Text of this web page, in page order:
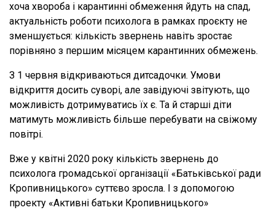
хоча хвороба і карантинні обмеження йдуть на спад,
актуальність роботи психолога в рамках проєкту не
зменшується: кількість звернень навіть зростає
порівняно з першим місяцем карантинних обмежень.
З 1 червня відкриваються дитсадочки. Умови
відкриття досить суворі, але завідуючі звітують, що
можливість дотримуватись їх є. Та й старші діти
матимуть можливість більше перебувати на свіжому
повітрі.
Вже у квітні 2020 року кількість звернень до
психолога громадської організації «Батьківської ради
Кропивницького» суттєво зросла. І з допомогою
проекту «Активні батьки Кропивницького»